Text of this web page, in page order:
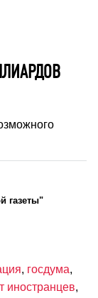
газеты"
, госдума,
иностранцев,